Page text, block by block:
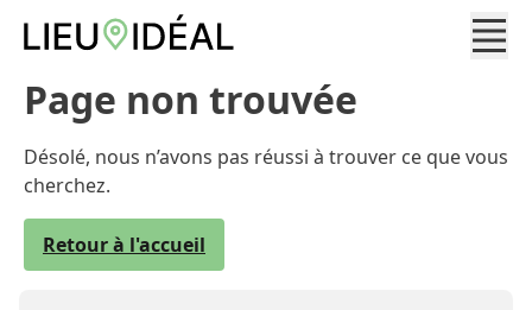
Page non trouvée
Désolé, nous n’avons pas réussi à trouver ce que vous
cherchez.
Retour à l'accueil